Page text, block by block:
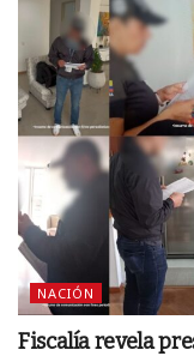
NACIÓN
Fiscalía revela